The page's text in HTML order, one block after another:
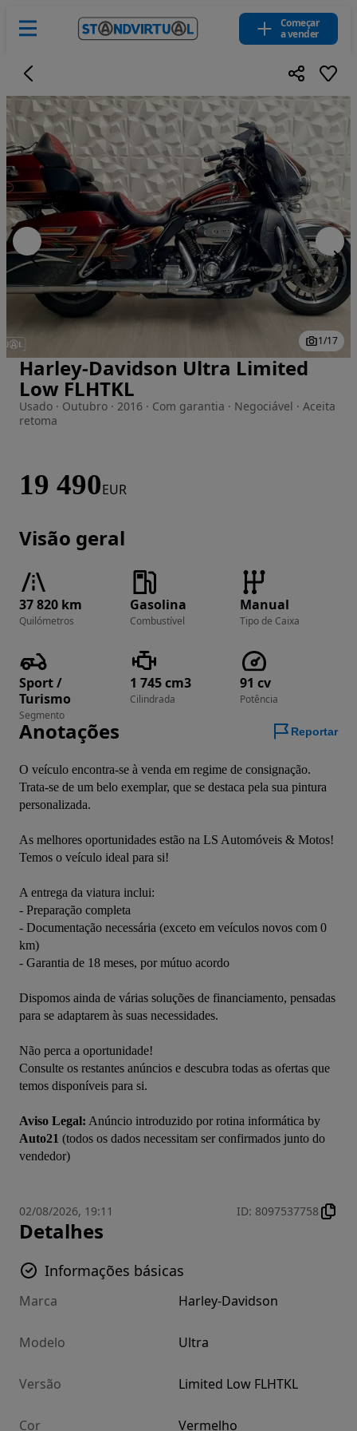
Começar
a vender
Imagem 1 de 17
1/17
Harley-Davidson Ultra Limited
Low FLHTKL
Usado · Outubro · 2016 · Com garantia · Negociável · Aceita
retoma
19 490EUR
Visão geral
37 820 km
Quilómetros
Gasolina
Combustível
Manual
Tipo de Caixa
Sport /
Turismo
Segmento
1 745 cm3
Cilindrada
91 cv
Potência
Anotações Reportar
O veículo encontra-se à venda em regime de consignação.
Trata-se de um belo exemplar, que se destaca pela sua pintura
personalizada.
As melhores oportunidades estão na LS Automóveis & Motos!
Temos o veículo ideal para si!
A entrega da viatura inclui:
- Preparação completa
- Documentação necessária (exceto em veículos novos com 0
km)
- Garantia de 18 meses, por mútuo acordo
Dispomos ainda de várias soluções de financiamento, pensadas
para se adaptarem às suas necessidades.
Não perca a oportunidade!
Consulte os restantes anúncios e descubra todas as ofertas que
temos disponíveis para si.
Aviso Legal:
Auto21 (todos os dados necessitam ser confirmados junto do
02/08/2026, 19:11 ID: 8097537758
Detalhes
Informações básicas
Marca Harley-Davidson
Modelo Ultra
Versão Limited Low FLHTKL
Cor Vermelho